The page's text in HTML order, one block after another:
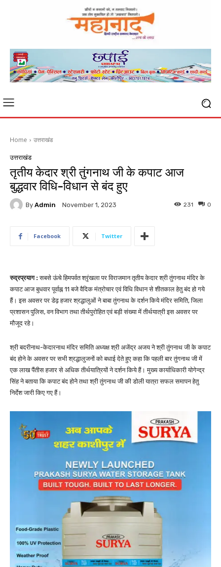
Home उत्तराखंड
उत्तराखंड
तृतीय केदार श्री तुंगनाथ जी के कपाट आज
बुद्धवार विधि-विधान से बंद हुए
By Admin November 1, 2023 0
231
Facebook Twitter
रुद्रप्रयाग :सबसे ऊंचे हिमपर्वत श्रृंखला पर विराजमान तृतीय केदार श्री तुंगनाथ मंदिर के
कपाट आज बुधवार पूर्वाह्न 11 बजे वैदिक मंत्रोचार एवं विधि विधान से शीतकाल हेतु बंद हो गये
हैं। इस अवसर पर डेढ़ हजार श्रद्धालुओं ने बाबा तुंगनाथ के दर्शन किये मंदिर समिति, जिला
प्रशासन पुलिस, वन विभाग तथा तीर्थपुरोहित एवं बड़ी संख्या में तीर्थयात्री इस अवसर पर
मौजूद रहे।
श्री बदरीनाथ-केदारनाथ मंदिर समिति अध्यक्ष श्री अजेंद्र अजय ने श्री तुंगनाथ जी के कपाट
बंद होने के अवसर पर सभी श्रद्धालुजनों को बधाई देते हुए कहा कि पहली बार तुंगनाथ जी में
एक लाख पैंतीस हजार से अधिक तीर्थयात्रियों ने दर्शन किये हैं। मुख्य कार्याधिकारी योगेन्द्र
सिंह ने बताया कि कपाट बंद होने तथा श्री तुंगनाथ जी की डोली यात्रा सफल समापन हेतु
निर्देश जारी किए गए हैं।